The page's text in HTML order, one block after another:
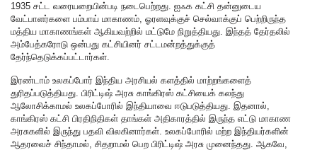
1935 சட்ட வரையறையின்படி நடைபெற்றது. ஐஃக கட்சி தன்னுடைய
வேட்பாளர்களை பம்பாய் மாகாணம், ஓரளவுக்குச் செல்வாக்குப் பெற்றிருந்த
மத்திய மாகாணங்கள் ஆகியவற்றில் மட்டுமே நிறுத்தியது. இந்தத் தேர்தலில்
அம்பேத்கரோடு ஒன்பது கட்சியினர் சட்டமன்றத்துக்குத்
தேர்ந்தெடுக்கப்பட்டார்கள்.
இரண்டாம் உலகப்போர் இந்திய அரசியல் களத்தில் மாற்றங்களைத்
துரிதப்படுத்தியது. பிரிட்டிஷ் அரசு காங்கிரஸ் கட்சியைக் கலந்து
ஆலோசிக்காமல் உலகப்போரில் இந்தியாவை ஈடுபடுத்தியது. இதனால்,
காங்கிரஸ் கட்சி பிரதிநிதிகள் தாங்கள் அதிகாரத்தில் இருந்த எட்டு மாகாண
அரசுகளில் இருந்து பதவி விலகினார்கள். உலகப்போரில் மற்ற இந்தியர்களின்
ஆதரவைச் சிந்தாமல், சிதறாமல் பெற பிரிட்டிஷ் அரசு முனைந்தது. ஆகவே,